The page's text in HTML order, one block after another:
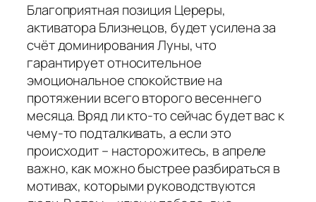
Благоприятная позиция Цереры,
активатора Близнецов, будет усилена за
счёт доминирования Луны, что
гарантирует относительное
эмоциональное спокойствие на
протяжении всего второго весеннего
месяца. Вряд ли кто-то сейчас будет вас к
чему-то подталкивать, а если это
происходит – насторожитесь, в апреле
важно, как можно быстрее разбираться в
мотивах, которыми руководствуются